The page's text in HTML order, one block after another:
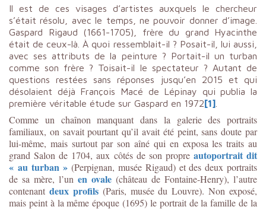
Il est de ces visages d’artistes auxquels le chercheur
s’était résolu, avec le temps, ne pouvoir donner d’image.
Gaspard Rigaud (1661-1705), frère du grand Hyacinthe
était de ceux-là. À quoi ressemblait-il ? Posait-il, lui aussi,
avec ses attributs de la peinture ? Portait-il un turban
comme son frère ? Toisait-il le spectateur ? Autant de
questions restées sans réponses jusqu’en 2015 et qui
désolaient déjà François Macé de Lépinay qui publia la
première véritable étude sur Gaspard en 1972[1]
Comme un chaînon manquant dans la galerie des portraits
familiaux, on savait pourtant qu’il avait été peint, sans doute par
lui-même, mais surtout par son aîné qui en exposa les traits au
grand Salon de 1704, aux côtés de son propre autoportrait dit
« au turban » (Perpignan, musée Rigaud) et des deux portraits
de sa mère, l’un en ovale (château de Fontaine-Henry), l’autre
contenant deux profils(Paris, musée du Louvre). Non exposé,
mais peint à la même époque (1695) le portrait de la famille de la